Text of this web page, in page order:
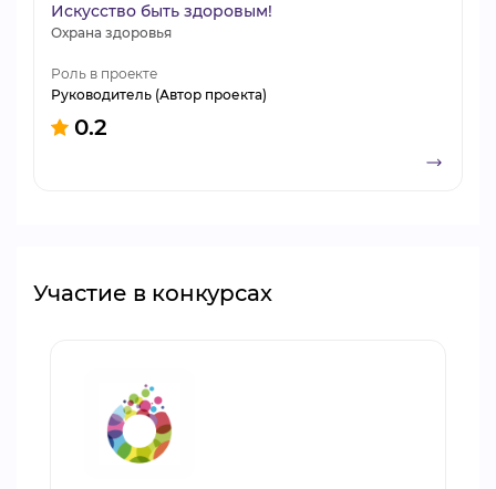
Искусство быть здоровым!
Охрана здоровья
Роль в проекте
Руководитель (Автор проекта)
0.2
Участие в конкурсах